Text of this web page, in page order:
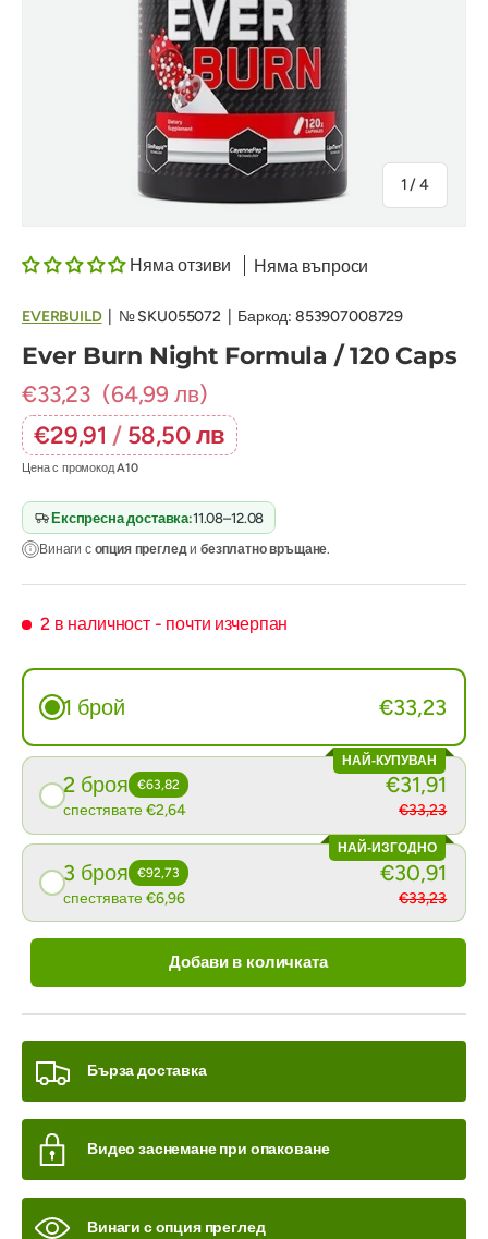
1 /на
4
Няма отзиви Няма въпроси
EVERBUILD| №SKU055072 Баркод: 853907008729
Ever Burn Night Formula / 120 Caps
€33,23 (64,99 лв)
€29,91 / 58,50 лв
Цена с промокодA10
Експресна доставка:11.08–12.08
Винаги с опция прегледибезплатно връщане.
2 в наличност - почти изчерпан
1 брой €33,23
НАЙ-КУПУВАН
2 броя €63,82
спестявате €2,64
€31,91
€33,23
НАЙ-ИЗГОДНО
3 броя €92,73
спестявате €6,96
€30,91
€33,23
Добави в количката
Бърза доставка
Видео заснемане при опаковане
Винаги с опция преглед